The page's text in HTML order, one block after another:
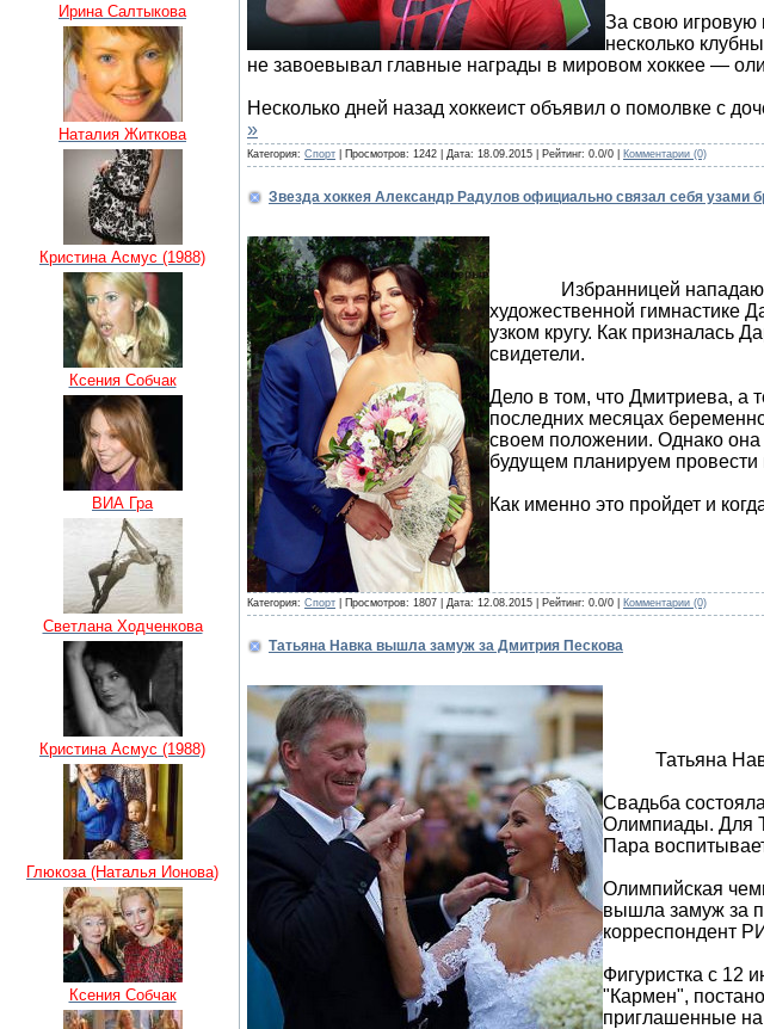
Ирина Салтыкова
Наталия Житкова
Кристина Асмус (1988)
Ксения Собчак
ВИА Гра
Светлана Ходченкова
Кристина Асмус (1988)
Глюкоза (Наталья Ионова)
Ксения Собчак
За свою игровую
несколько
не завоевывал главные награды в мировом хоккее —
Несколько дней назад хоккеист объявил о помолвке с
»
Категория: Спорт | Просмотров: 1242 | Дата: 18.09.2015 | Рейтинг: 0.0/0 | Комментарии (0)
Звезда хоккея Александр Радулов официально связал себя узами
Избранницей
художественной гимнастике
узком кругу. Как призналась
свидетели.
Дело в том, что Дмитриева, а
последних месяцах
своем положении. Однако она
будущем планируем
Как именно это пройдет и
Категория: Спорт | Просмотров: 1807 | Дата: 12.08.2015 | Рейтинг: 0.0/0 | Комментарии (0)
Татьяна Навка вышла замуж за Дмитрия Пескова
Татьяна
Свадьба
Олимпиады. Для
Пара
Олимпийская
вышла замуж за
корреспондент
Фигуристка с 12
"Кармен",
приглашенные на